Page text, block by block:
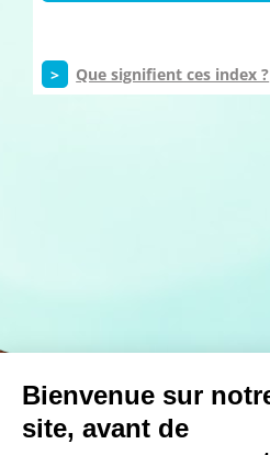
> Que signifient ces index ?